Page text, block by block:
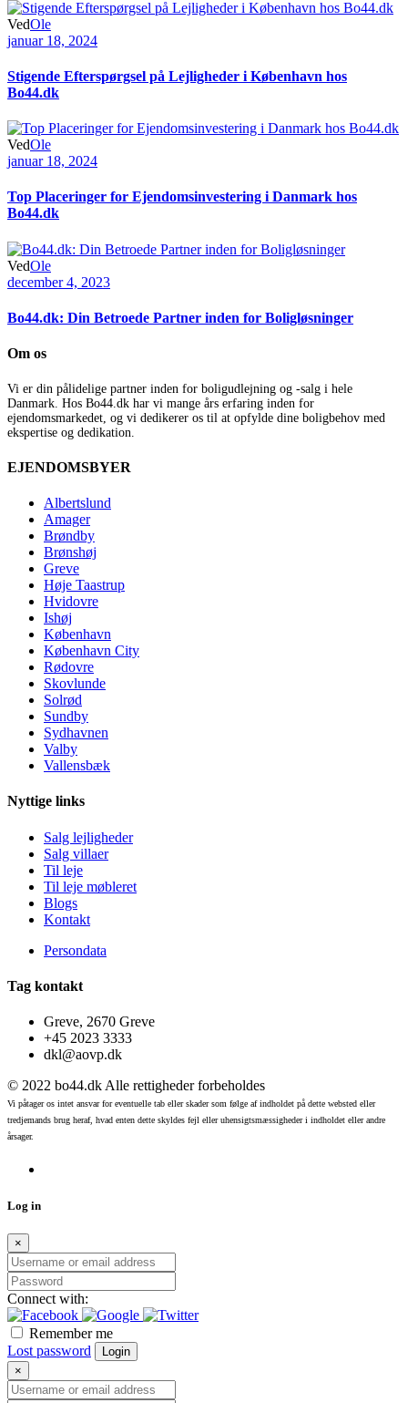
VedOle
januar 18, 2024
Stigende Efterspørgsel på Lejligheder i København hos
Bo44.dk
VedOle
januar 18, 2024
Top Placeringer for Ejendomsinvestering i Danmark hos
Bo44.dk
VedOle
december 4, 2023
Bo44.dk: Din Betroede Partner inden for Boligløsninger
Om os
Vi er din pålidelige partner inden for boligudlejning og -salg i hele
Danmark. Hos Bo44.dk har vi mange års erfaring inden for
ejendomsmarkedet, og vi dedikerer os til at opfylde dine boligbehov med
ekspertise og dedikation.
EJENDOMSBYER
Albertslund
Amager
Brøndby
Brønshøj
Greve
Høje Taastrup
Hvidovre
Ishøj
København
København City
Rødovre
Skovlunde
Solrød
Sundby
Sydhavnen
Valby
Vallensbæk
Nyttige links
Salg lejligheder
Salg villaer
Til leje
Til leje møbleret
Blogs
Kontakt
Persondata
Tag kontakt
Greve, 2670 Greve
+45 2023 3333
dkl@aovp.dk
© 2022 bo44.dk Alle rettigheder forbeholdes
Vi påtager os intet ansvar for eventuelle tab eller skader som følge af indholdet på dette websted eller
tredjemands brug heraf, hvad enten dette skyldes fejl eller uhensigtsmæssigheder i indholdet eller andre
årsager.
Log in
×
Connect with:
Remember me
Lost password
Login
×